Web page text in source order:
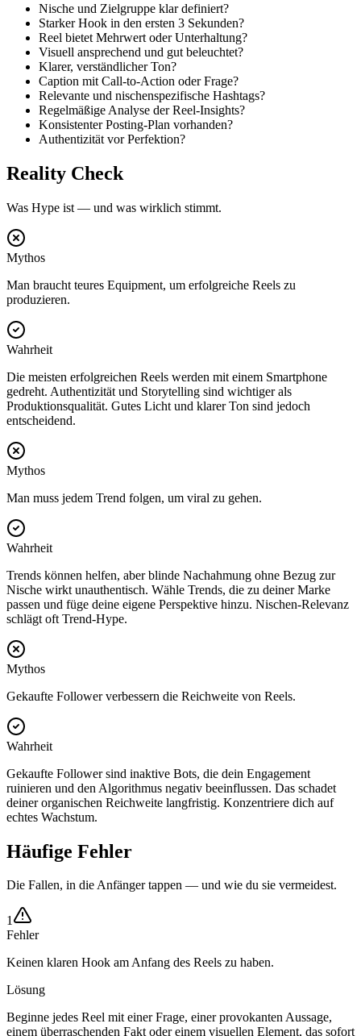
Nische und Zielgruppe klar definiert?
Starker Hook in den ersten 3 Sekunden?
Reel bietet Mehrwert oder Unterhaltung?
Visuell ansprechend und gut beleuchtet?
Klarer, verständlicher Ton?
Caption mit Call-to-Action oder Frage?
Relevante und nischenspezifische Hashtags?
Regelmäßige Analyse der Reel-Insights?
Konsistenter Posting-Plan vorhanden?
Authentizität vor Perfektion?
Reality Check
Was Hype ist — und was wirklich stimmt.
Mythos
Man braucht teures Equipment, um erfolgreiche Reels zu
produzieren.
Wahrheit
Die meisten erfolgreichen Reels werden mit einem Smartphone
gedreht. Authentizität und Storytelling sind wichtiger als
Produktionsqualität. Gutes Licht und klarer Ton sind jedoch
entscheidend.
Mythos
Man muss jedem Trend folgen, um viral zu gehen.
Wahrheit
Trends können helfen, aber blinde Nachahmung ohne Bezug zur
Nische wirkt unauthentisch. Wähle Trends, die zu deiner Marke
passen und füge deine eigene Perspektive hinzu. Nischen-Relevanz
schlägt oft Trend-Hype.
Mythos
Gekaufte Follower verbessern die Reichweite von Reels.
Wahrheit
Gekaufte Follower sind inaktive Bots, die dein Engagement
ruinieren und den Algorithmus negativ beeinflussen. Das schadet
deiner organischen Reichweite langfristig. Konzentriere dich auf
echtes Wachstum.
Häufige Fehler
Die Fallen, in die Anfänger tappen — und wie du sie vermeidest.
1
Fehler
Keinen klaren Hook am Anfang des Reels zu haben.
Lösung
Beginne jedes Reel mit einer Frage, einer provokanten Aussage,
einem überraschenden Fakt oder einem visuellen Element, das sofort